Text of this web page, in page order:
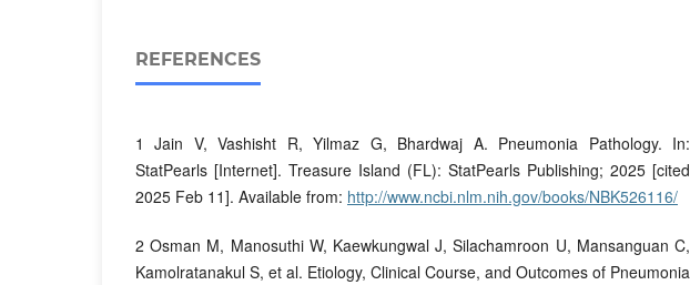
REFERENCES
1 Jain V, Vashisht R, Yilmaz G, Bhardwaj A. Pneumonia Pathology. In:
StatPearls [Internet]. Treasure Island (FL): StatPearls Publishing; 2025 [cited
2025 Feb 11]. Available from: http://www.ncbi.nlm.nih.gov/books/NBK526116/
2 Osman M, Manosuthi W, Kaewkungwal J, Silachamroon U, Mansanguan C,
Kamolratanakul S, et al. Etiology, Clinical Course, and Outcomes of Pneumonia